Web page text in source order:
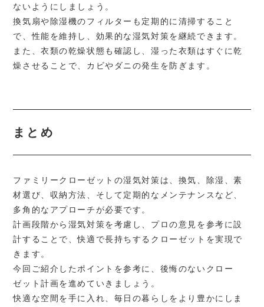
ないようにしましょう。
換気扇や除湿機のフィルターも定期的に清掃すること
で、性能を維持し、効果的な湿気対策を継続できます。
また、衣類の乾燥状態も確認し、湿った衣類はすぐに乾
燥させることで、カビやダニの発生を防ぎます。
まとめ
ファミリークローゼットの湿気対策は、換気、除湿、素
材選び、収納方法、そして定期的なメンテナンスなど、
多角的なアプローチが必要です。
計画段階から湿気対策を考慮し、プロの意見を参考に設
計することで、快適で長持ちするクローゼットを実現で
きます。
今回ご紹介したポイントを参考に、後悔のないクロー
ゼット計画を進めていきましょう。
快適な空間を手に入れ、毎日の暮らしをより豊かにしま